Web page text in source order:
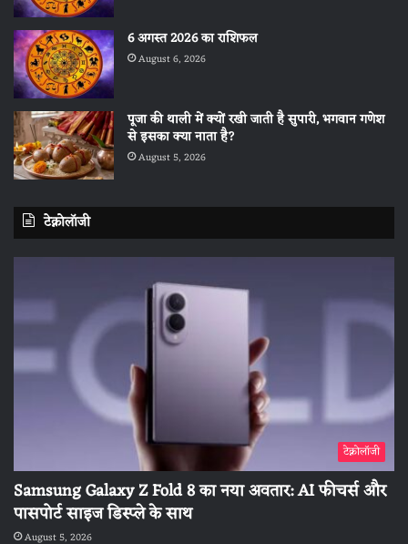
6 अगस्त 2026 का राशिफल
August 6, 2026
पूजा की थाली में क्यों रखी जाती है सुपारी, भगवान गणेश
से इसका क्या नाता है?
August 5, 2026
टेक्नोलॉजी
टेक्नोलॉजी
Samsung Galaxy Z Fold 8 का नया अवतार: AI फीचर्स और
पासपोर्ट साइज डिस्प्ले के साथ
August 5, 2026